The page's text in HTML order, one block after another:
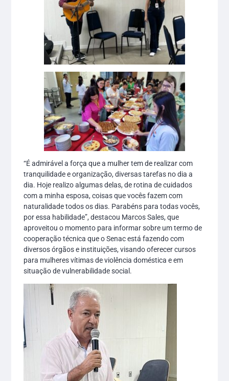
“É admirável a força que a mulher tem de realizar com
tranquilidade e organização, diversas tarefas no dia a
dia. Hoje realizo algumas delas, de rotina de cuidados
com a minha esposa, coisas que vocês fazem com
naturalidade todos os dias. Parabéns para todas vocês,
por essa habilidade”, destacou Marcos Sales, que
aproveitou o momento para informar sobre um termo de
cooperação técnica que o Senac está fazendo com
diversos órgãos e instituições, visando oferecer cursos
para mulheres vítimas de violência doméstica e em
situação de vulnerabilidade social.